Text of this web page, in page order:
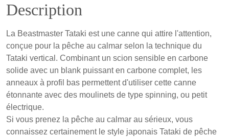
Description
La Beastmaster Tataki est une canne qui attire l'attention,
conçue pour la pêche au calmar selon la technique du
Tataki vertical. Combinant un scion sensible en carbone
solide avec un blank puissant en carbone complet, les
anneaux à profil bas permettent d'utiliser cette canne
étonnante avec des moulinets de type spinning, ou petit
électrique.
Si vous prenez la pêche au calmar au sérieux, vous
connaissez certainement le style japonais Tataki de pêche